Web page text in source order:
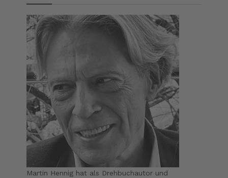
Martin Hennig hat als Drehbuchautor und